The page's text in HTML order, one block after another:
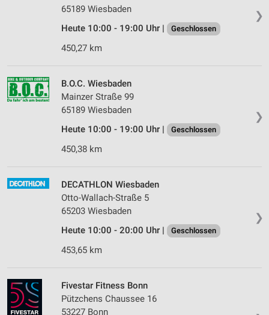
❯
65189 Wiesbaden
Heute 10:00 - 19:00 Uhr |
Geschlossen
450,27 km
❯
B.O.C. Wiesbaden
Mainzer Straße 99
65189 Wiesbaden
Heute 10:00 - 19:00 Uhr |
Geschlossen
450,38 km
❯
DECATHLON Wiesbaden
Otto-Wallach-Straße 5
65203 Wiesbaden
Heute 10:00 - 20:00 Uhr |
Geschlossen
453,65 km
Fivestar Fitness Bonn
Pützchens Chaussee 16
53227 Bonn